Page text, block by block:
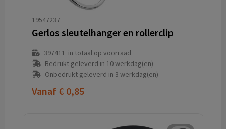
19547237
Gerlos sleutelhanger en rollerclip
397411 in totaal op voorraad
Bedrukt geleverd in 10 werkdag(en)
Onbedrukt geleverd in 3 werkdag(en)
Vanaf € 0,85